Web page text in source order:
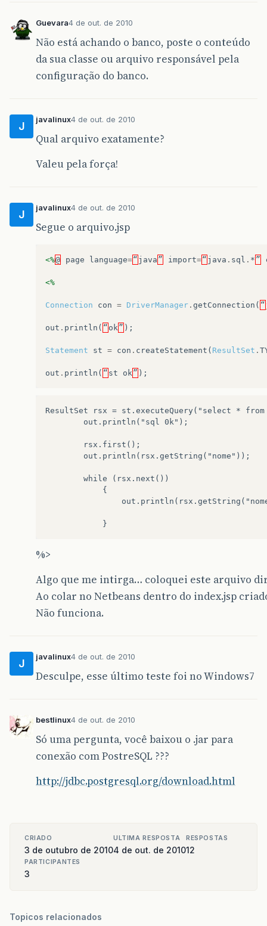
Guevara4 de out. de 2010
Não está achando o banco, poste o conteúdo
da sua classe ou arquivo responsável pela
configuração do banco.
J
javalinux4 de out. de 2010
Qual arquivo exatamente?
Valeu pela força!
J
javalinux4 de out. de 2010
Segue o arquivo.jsp
<%@ page language=“ java ” import=“ java . sql . * ”
<%
Connection con = DriverManager . getConnection ( “
out . println ( “ ok ” );
Statement st = con . createStatement ( ResultSet .
out . println ( “ st ok ” );
ResultSet rsx = st.executeQuery("select * from
%>
Algo que me intirga… coloquei este arquivo
Ao colar no Netbeans dentro do index.jsp
Não funciona.
J
javalinux4 de out. de 2010
Desculpe, esse último teste foi no Windows7
bestlinux4 de out. de 2010
Só uma pergunta, você baixou o .jar para
conexão com PostreSQL ???
http://jdbc.postgresql.org/download.html
CRIADO
3 de outubro de 2010
ULTIMA RESPOSTA
4 de out. de 2010
RESPOSTAS
12
PARTICIPANTES
3
Topicos relacionados